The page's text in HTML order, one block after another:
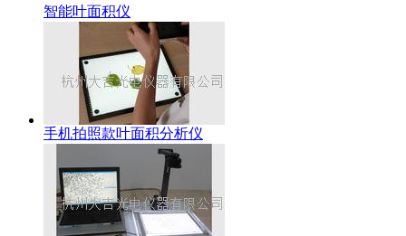
智能叶面积仪
手机拍照款叶面积分析仪